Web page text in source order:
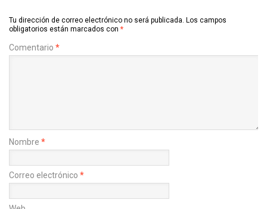
Tu dirección de correo electrónico no será publicada. Los campos
obligatorios están marcados con *
Comentario *
Nombre *
Correo electrónico *